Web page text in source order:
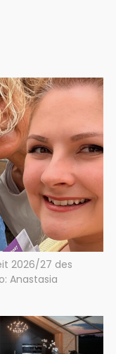
2026/27 des
Anastasia